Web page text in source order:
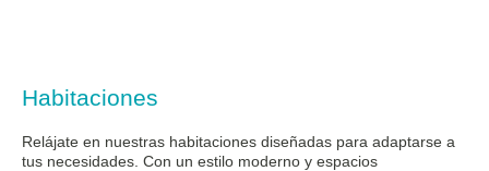
Habitaciones
Relájate en nuestras habitaciones diseñadas para adaptarse a
tus necesidades. Con un estilo moderno y espacios